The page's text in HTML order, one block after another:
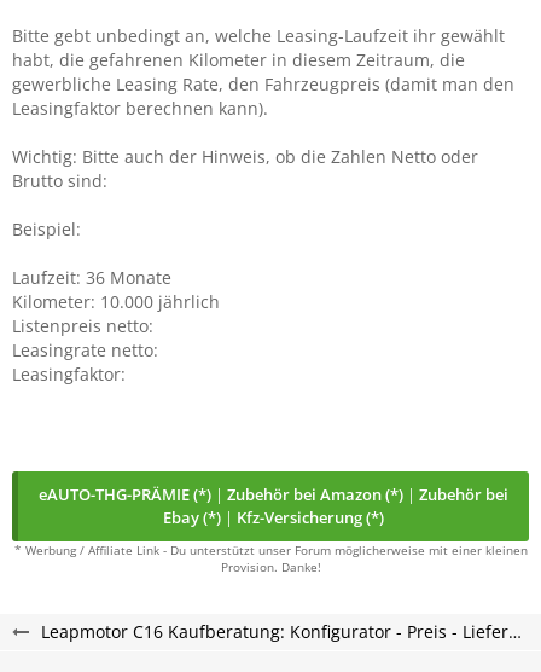
Bitte gebt unbedingt an, welche Leasing-Laufzeit ihr gewählt
habt, die gefahrenen Kilometer in diesem Zeitraum, die
gewerbliche Leasing Rate, den Fahrzeugpreis (damit man den
Leasingfaktor berechnen kann).
Wichtig: Bitte auch der Hinweis, ob die Zahlen Netto oder
Brutto sind:
Beispiel:
Laufzeit: 36 Monate
Kilometer: 10.000 jährlich
Listenpreis netto:
Leasingrate netto:
Leasingfaktor:
eAUTO-THG-PRÄMIE (*) | Zubehör bei Amazon (*) | Zubehör bei
Ebay (*) | Kfz-Versicherung (*)
* Werbung / Affiliate Link - Du unterstützt unser Forum möglicherweise mit einer kleinen
Provision. Danke!
Leapmotor C16 Kaufberatung: Konfigurator - Preis - Lieferzeit - Leapmotor C16 Forum